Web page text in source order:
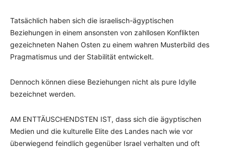
Tatsächlich haben sich die israelisch-ägyptischen
Beziehungen in einem ansonsten von zahllosen Konflikten
gezeichneten Nahen Osten zu einem wahren Musterbild des
Pragmatismus und der Stabilität entwickelt.
Dennoch können diese Beziehungen nicht als pure Idylle
bezeichnet werden.
AM ENTTÄUSCHENDSTEN IST, dass sich die ägyptischen
Medien und die kulturelle Elite des Landes nach wie vor
überwiegend feindlich gegenüber Israel verhalten und oft